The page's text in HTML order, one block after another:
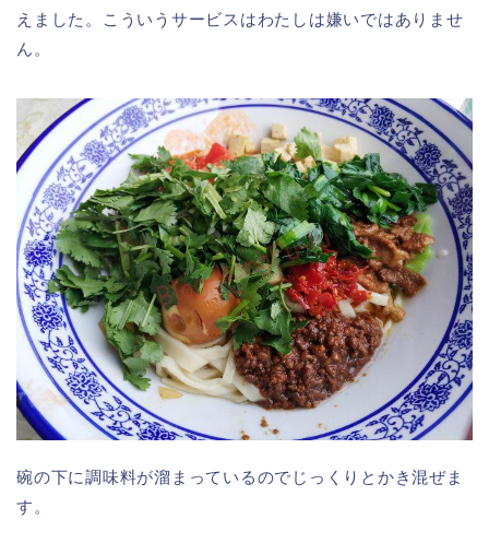
えました。こういうサービスはわたしは嫌いではありませ
ん。
碗の下に調味料が溜まっているのでじっくりとかき混ぜま
す。